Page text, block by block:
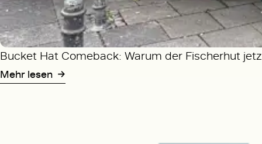
Bucket Hat Comeback: Warum der Fischerhut
Mehr lesen